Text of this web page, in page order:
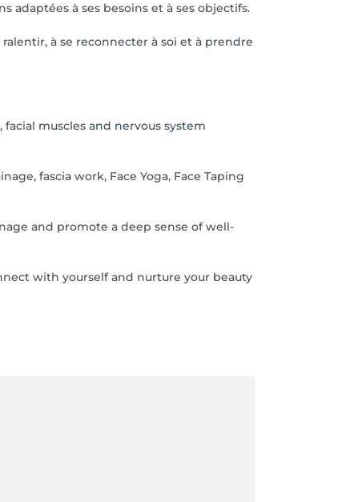
adaptées à ses besoins et à ses objectifs.
à se reconnecter à soi et à prendre
muscles and nervous system
fascia work, Face Yoga, Face Taping
and promote a deep sense of well-
with yourself and nurture your beauty